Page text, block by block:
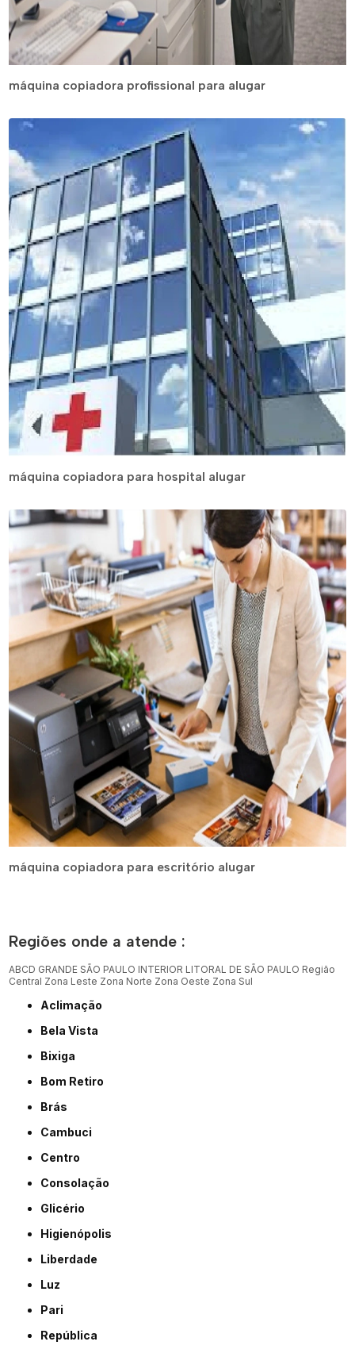
máquina copiadora profissional para alugar
máquina copiadora para hospital alugar
máquina copiadora para escritório alugar
Regiões onde a atende :
ABCD GRANDE SÃO PAULO INTERIOR LITORAL DE SÃO PAULO Região
Central Zona Leste Zona Norte Zona Oeste Zona Sul
Aclimação
Bela Vista
Bixiga
Bom Retiro
Brás
Cambuci
Centro
Consolação
Glicério
Higienópolis
Liberdade
Luz
Pari
República